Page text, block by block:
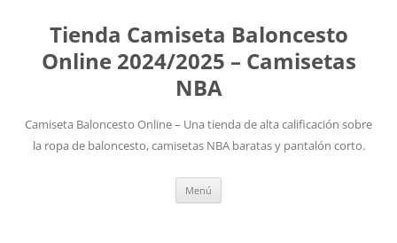
Tienda Camiseta Baloncesto
Online 2024/2025 – Camisetas
NBA
Camiseta Baloncesto Online – Una tienda de alta calificación sobre
la ropa de baloncesto, camisetas NBA baratas y pantalón corto.
Menú